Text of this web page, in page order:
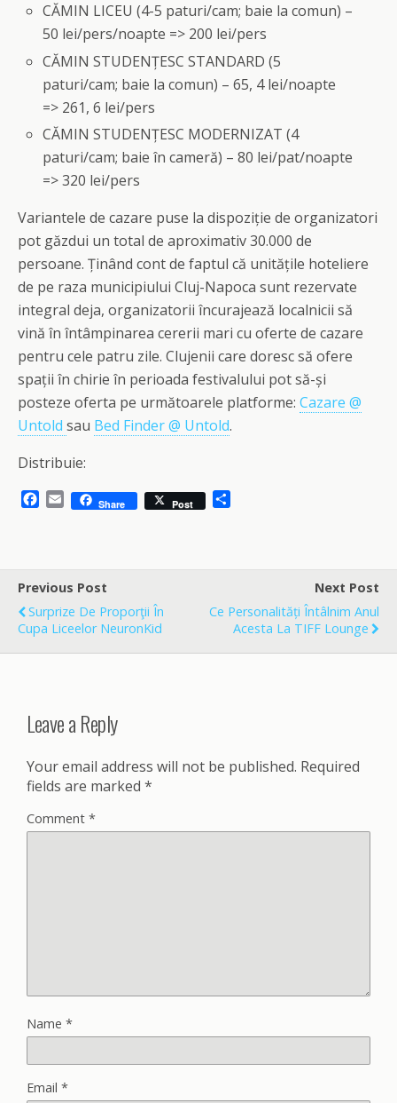
CĂMIN LICEU (4-5 paturi/cam; baie la comun) –
50 lei/pers/noapte => 200 lei/pers
CĂMIN STUDENȚESC STANDARD (5
paturi/cam; baie la comun) – 65, 4 lei/noapte
=> 261, 6 lei/pers
CĂMIN STUDENȚESC MODERNIZAT (4
paturi/cam; baie în cameră) – 80 lei/pat/noapte
=> 320 lei/pers
Variantele de cazare puse la dispoziție de organizatori
pot găzdui un total de aproximativ 30.000 de
persoane. Ținând cont de faptul că unitățile hoteliere
de pe raza municipiului Cluj-Napoca sunt rezervate
integral deja, organizatorii încurajează localnicii să
vină în întâmpinarea cererii mari cu oferte de cazare
pentru cele patru zile. Clujenii care doresc să ofere
spații în chirie în perioada festivalului pot să-și
posteze oferta pe următoarele platforme: Cazare @
Untold sau Bed Finder @ Untold.
Distribuie:
b
o
o
k
E
l
Share Post
e
Previous Post
Surprize De Proporţii În
Cupa Liceelor NeuronKid
Next Post
Ce Personalități Întâlnim Anul
Acesta La TIFF Lounge
Leave a Reply
Your email address will not be published. Required
fields are marked *
Comment *
Name *
Email *